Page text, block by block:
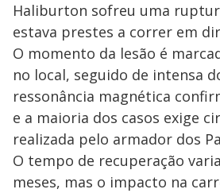
Haliburton sofreu uma
estava prestes a correr em
O momento da lesão é
no local, seguido de intensa
ressonância magnética
e a maioria dos casos exige
realizada pelo armador dos
O tempo de recuperação
meses, mas o impacto na